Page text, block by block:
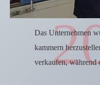
Das Unternehmen
kammern
verkaufen, während